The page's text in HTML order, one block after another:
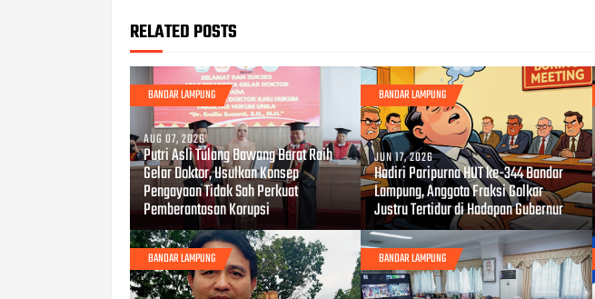
RELATED POSTS
BANDAR LAMPUNG
AUG 07, 2026
Putri Asli Tulang Bawang Barat Raih
Gelar Doktor, Usulkan Konsep
Pengayaan Tidak Sah Perkuat
Pemberantasan Korupsi
BANDAR LAMPUNG
JUN 17, 2026
Hadiri Paripurna HUT ke-344 Bandar
Lampung, Anggota Fraksi Golkar
Justru Tertidur di Hadapan Gubernur
BANDAR LAMPUNG BANDAR LAMPUNG